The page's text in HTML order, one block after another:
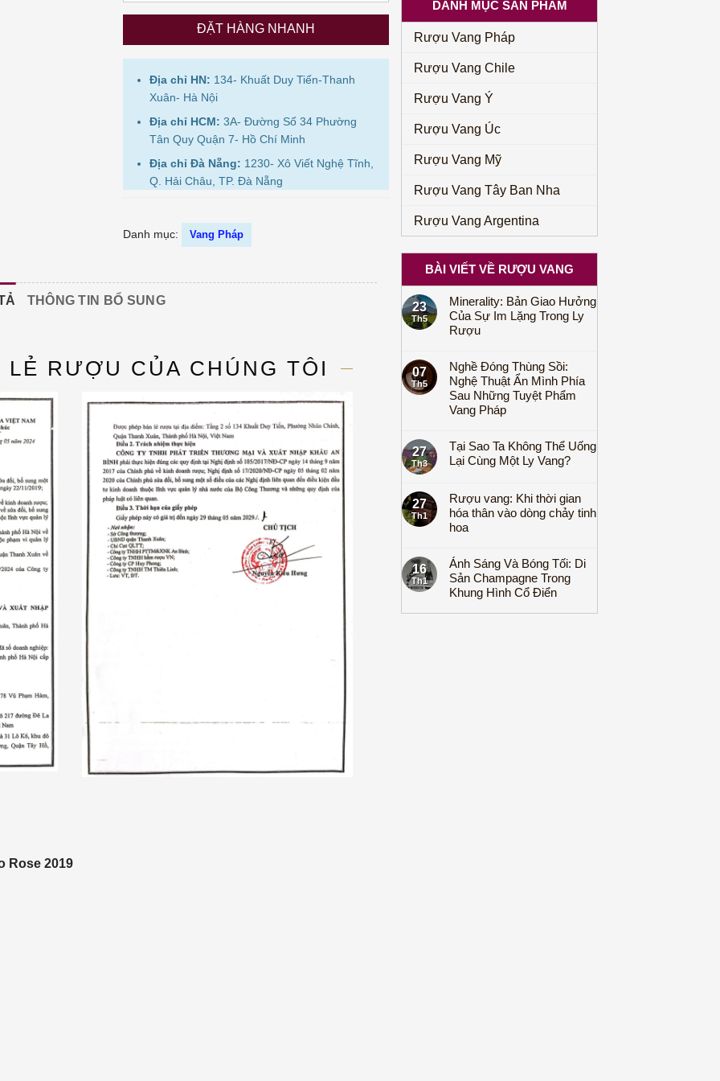
17.000.000₫.là:
14.600.000₫.
DANH MỤC SẢN PHẨM
Rượu Vang Pháp
Rượu Vang Chile
Rượu Vang Ý
Rượu Vang Úc
Rượu Vang Mỹ
Rượu Vang Tây Ban Nha
Rượu Vang Argentina
BÀI VIẾT VỀ RƯỢU VANG
23
Th5
Minerality: Bản Giao Hưởng
Của Sự Im Lặng Trong Ly
Rượu
07
Th5
Nghề Đóng Thùng Sồi:
Nghệ Thuật Ẩn Mình Phía
Sau Những Tuyệt Phẩm
Vang Pháp
27
Th3
Tại Sao Ta Không Thể Uống
Lại Cùng Một Ly Vang?
27
Th1
Rượu vang: Khi thời gian
hóa thân vào dòng chảy tinh
hoa
16
Th1
Ánh Sáng Và Bóng Tối: Di
Sản Champagne Trong
Khung Hình Cổ Điển
ĐẶT HÀNG NHANH
Địa chỉ HN: 134- Khuất Duy Tiến-Thanh
Xuân- Hà Nội
Địa chỉ HCM: 3A- Đường Số 34 Phường
Tân Quy Quận 7- Hồ Chí Minh
Địa chỉ Đà Nẵng: 1230- Xô Viết Nghệ Tĩnh,
Q. Hải Châu, TP. Đà Nẵng
Danh mục: Vang Pháp
THÔNG TIN BỔ SUNG
LẺ RƯỢU CỦA CHÚNG TÔI
Rose 2019